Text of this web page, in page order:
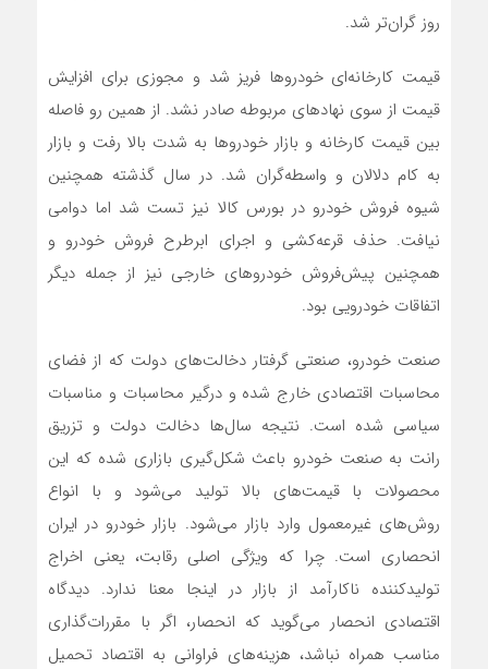
روز گران‌تر شد.
قیمت کارخانه‌ای خودروها فریز شد و مجوزی برای افزایش
قیمت از سوی نهادهای مربوطه صادر نشد. از همین رو فاصله
بین قیمت کارخانه و بازار خودروها به شدت بالا رفت و بازار
به کام دلالان و واسطه‌گران شد. در سال گذشته همچنین
شیوه فروش خودرو در بورس کالا نیز تست شد اما دوامی
نیافت. حذف قرعه‌کشی و اجرای ابرطرح فروش خودرو و
همچنین پیش‌فروش خودروهای خارجی نیز از جمله دیگر
اتفاقات خودرویی بود.
صنعت خودرو، صنعتی گرفتار دخالت‌های دولت که از فضای
محاسبات اقتصادی خارج شده و درگیر محاسبات و مناسبات
سیاسی شده است. نتیجه سال‌ها دخالت دولت و تزریق
رانت به صنعت خودرو باعث شکل‌گیری بازاری شده که این
محصولات با قیمت‌های بالا تولید می‌شود و با انواع
روش‌های غیرمعمول وارد بازار می‌شود. بازار خودرو در ایران
انحصاری است. چرا که ویژگی اصلی رقابت، یعنی اخراج
تولیدکننده ناکارآمد از بازار در اینجا معنا ندارد. دیدگاه
اقتصادی انحصار می‌گوید که انحصار، اگر با مقررات‌گذاری
مناسب همراه نباشد، هزینه‌های فراوانی به اقتصاد تحمیل